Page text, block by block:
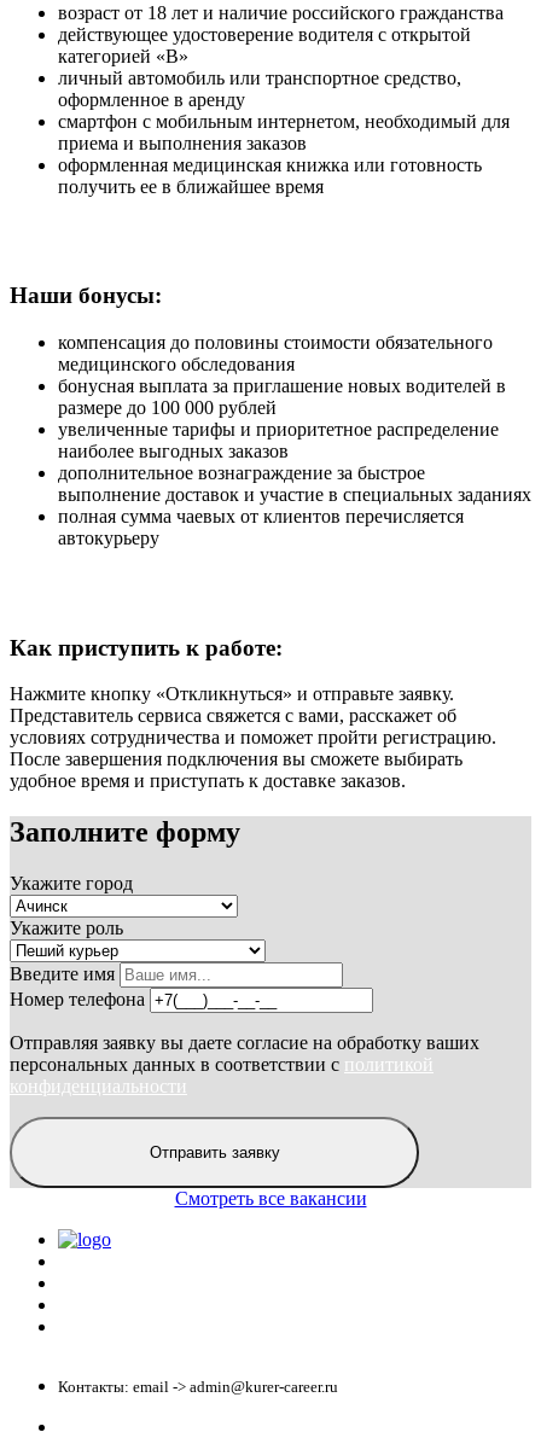
возраст от 18 лет и наличие российского гражданства
действующее удостоверение водителя с открытой
категорией «B»
личный автомобиль или транспортное средство,
оформленное в аренду
смартфон с мобильным интернетом, необходимый для
приема и выполнения заказов
оформленная медицинская книжка или готовность
получить ее в ближайшее время
Наши бонусы:
компенсация до половины стоимости обязательного
медицинского обследования
бонусная выплата за приглашение новых водителей в
размере до 100 000 рублей
увеличенные тарифы и приоритетное распределение
наиболее выгодных заказов
дополнительное вознаграждение за быстрое
выполнение доставок и участие в специальных заданиях
полная сумма чаевых от клиентов перечисляется
автокурьеру
Как приступить к работе:
Нажмите кнопку «Откликнуться» и отправьте заявку.
Представитель сервиса свяжется с вами, расскажет об
условиях сотрудничества и поможет пройти регистрацию.
После завершения подключения вы сможете выбирать
удобное время и приступать к доставке заказов.
Заполните форму
Укажите город
Укажите роль
Введите имя
Номер телефона
Отправляя заявку вы даете согласие на обработку ваших
персональных данных в соответствии с политикой
конфиденциальности
Отправить заявку
Смотреть все вакансии
Контакты: email -> admin@kurer-career.ru